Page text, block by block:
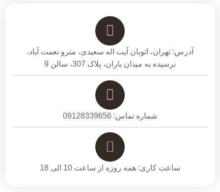
آدرس: تهران، اتوبان آیت اله سعیدی، مترو نعمت آباد،
نرسیده به میدان باران، پلاک 307، سالن 9
شماره تماس: 09128339656
ساعت کاری: همه روزه از ساعت 10 الی 18